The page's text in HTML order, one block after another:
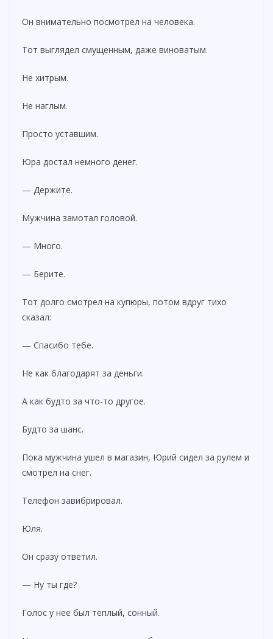
Он внимательно посмотрел на человека.
Тот выглядел смущенным, даже виноватым.
Не хитрым.
Не наглым.
Просто уставшим.
Юра достал немного денег.
— Держите.
Мужчина замотал головой.
— Много.
— Берите.
Тот долго смотрел на купюры, потом вдруг тихо
сказал:
— Спасибо тебе.
Не как благодарят за деньги.
А как будто за что-то другое.
Будто за шанс.
Пока мужчина ушел в магазин, Юрий сидел за рулем и
смотрел на снег.
Телефон завибрировал.
Юля.
Он сразу ответил.
— Ну ты где?
Голос у нее был теплый, сонный.